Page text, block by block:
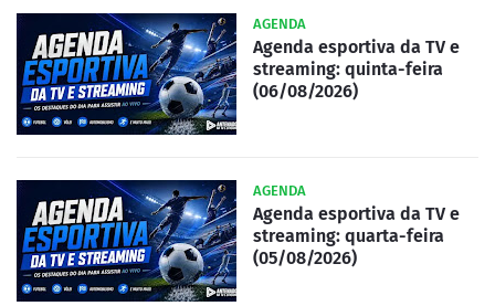
AGENDA
Agenda esportiva da TV e
streaming: quinta-feira
(06/08/2026)
AGENDA
Agenda esportiva da TV e
streaming: quarta-feira
(05/08/2026)